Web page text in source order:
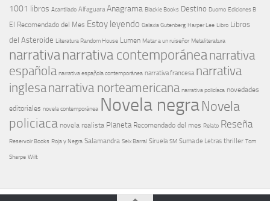
1001 libros Acantilado Alfaguara Anagrama Blackie Books Destino Duomo Ediciones B
El Recomendado del Mes Estoy leyendo Galaxia Gutenberg Harper Lee Libro Libros
del Asteroide Literatura Random House Lumen Matar a un ruiseñor Metaliteratura
narrativanarrativa contemporáneanarrativa
española narrativa española contemporánea narrativa francesa narrativa
inglesanarrativa norteamericana narrativa policíaca novedades
editoriales novela contemporánea Novela negraNovela
policiaca novela realista Planeta Recomendado del mes Relato Reseña
Reservoir Books Roja y Negra Salamandra Seix Barral Siruela SM Suma de Letras thriller Tom
Sharpe Wilt